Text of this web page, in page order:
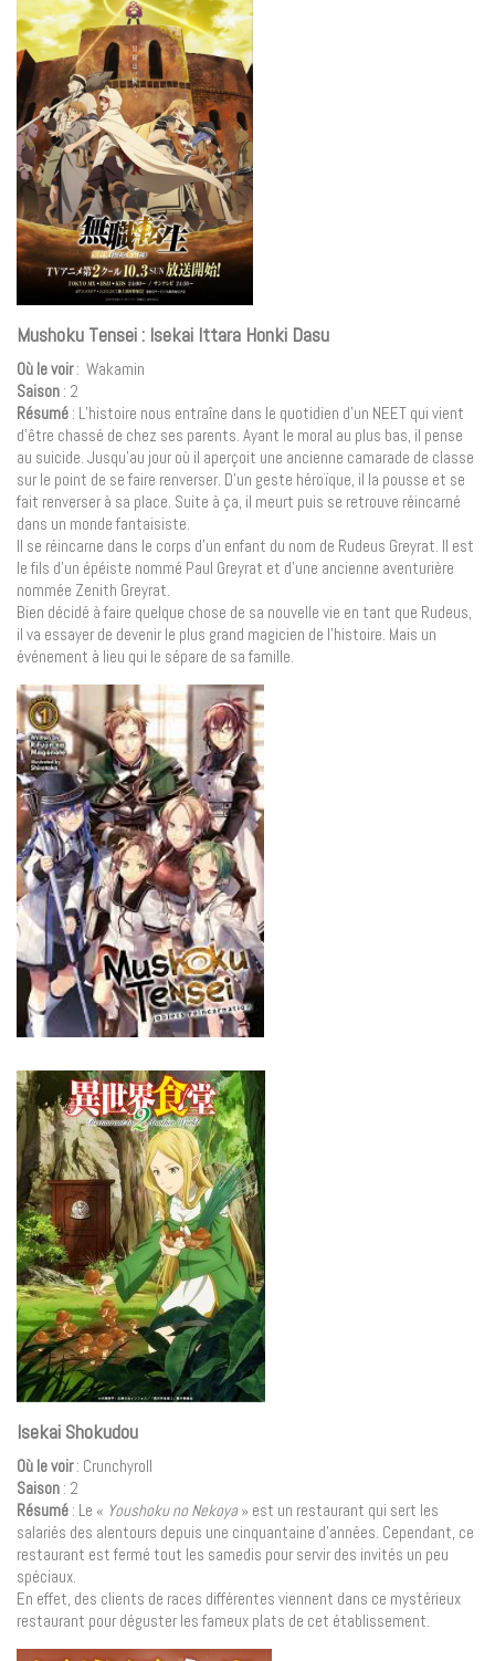
Mushoku Tensei : Isekai Ittara Honki Dasu
Où le voir: Wakamin
Saison : 2
Résumé : L’histoire nous entraîne dans le quotidien d’un NEET qui vient
d’être chassé de chez ses parents. Ayant le moral au plus bas, il pense
au suicide. Jusqu’au jour où il aperçoit une ancienne camarade de classe
sur le point de se faire renverser. D’un geste héroïque, il la pousse et se
fait renverser à sa place. Suite à ça, il meurt puis se retrouve réincarné
dans un monde fantaisiste.
Il se réincarne dans le corps d’un enfant du nom de Rudeus Greyrat. Il est
le fils d’un épéiste nommé Paul Greyrat et d’une ancienne aventurière
nommée Zenith Greyrat.
Bien décidé à faire quelque chose de sa nouvelle vie en tant que Rudeus,
il va essayer de devenir le plus grand magicien de l’histoire. Mais un
événement à lieu qui le sépare de sa famille.
Isekai Shokudou
Où le voir: Crunchyroll
Saison : 2
Résumé : Le « Youshoku no Nekoya» est un restaurant qui sert les
salariés des alentours depuis une cinquantaine d’années. Cependant, ce
restaurant est fermé tout les samedis pour servir des invités un peu
spéciaux.
En effet, des clients de races différentes viennent dans ce mystérieux
restaurant pour déguster les fameux plats de cet établissement.